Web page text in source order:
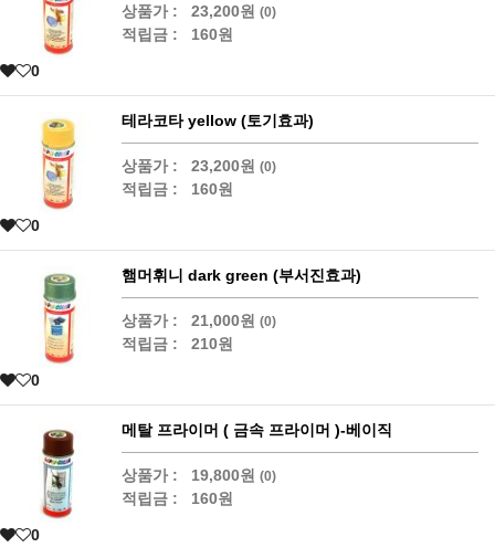
상품가 : 23,200원 (0)
적립금 : 160원
0
테라코타 yellow (토기효과)
상품가 : 23,200원 (0)
적립금 : 160원
0
햄머휘니 dark green (부서진효과)
상품가 : 21,000원 (0)
적립금 : 210원
0
메탈 프라이머 ( 금속 프라이머 )-베이직
상품가 : 19,800원 (0)
적립금 : 160원
0